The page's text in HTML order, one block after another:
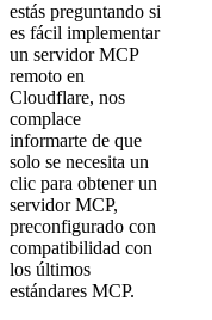
estás preguntando si
es fácil implementar
un servidor MCP
remoto en
Cloudflare, nos
complace
informarte de que
solo se necesita un
clic para obtener un
servidor MCP,
preconfigurado con
compatibilidad con
los últimos
estándares MCP.